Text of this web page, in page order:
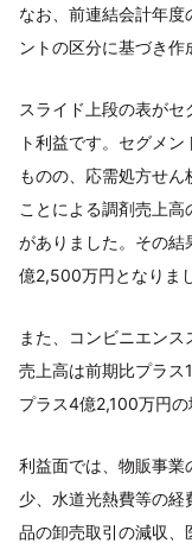
なお、前連結会計年度
ントの区分に基づき作
スライド上段の表が
ト利益です。セグメ
ものの、応需処方せ
ことによる調剤売上
がありました。その結
億2,500万円となりま
また、コンビニエン
売上高は前期比プラ
プラス4億2,100万円の
利益面では、物販事業
少、水道光熱費等の
品の卸売取引の減収、